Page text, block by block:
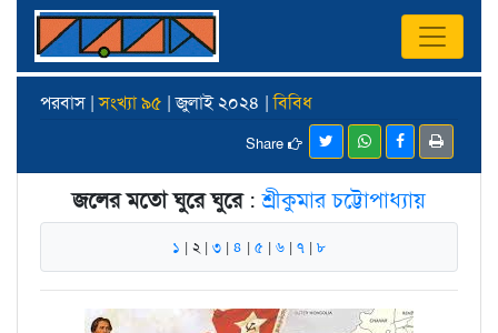
পরবাস |সংখ্যা ৯৫ | জুলাই ২০২৪ |বিবিধ
Share
জলের মতো ঘুরে ঘুরে:শ্রীকুমার চট্টোপাধ্যায়
১ | ২ | ৩ | ৪ | ৫ | ৬ | ৭ | ৮